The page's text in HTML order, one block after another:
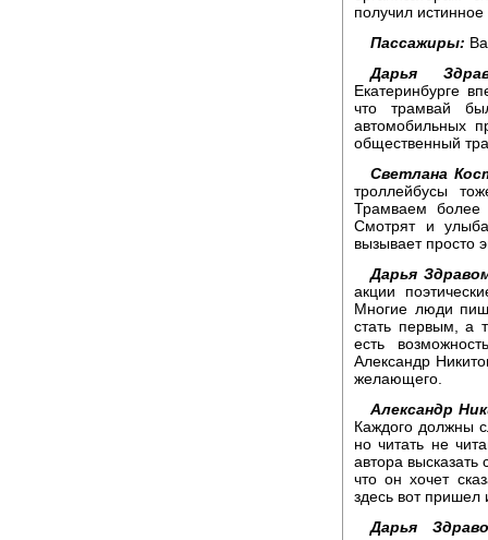
получил истинное
Пассажиры:
Дарья
Екатеринбурге
что трамвай
автомобильных
общественный
Светлана
троллейбусы
Трамваем более
Смотрят и
вызывает просто
Дарья
акции
Многие люди
стать первым, а
есть
Александр
желающего.
Александр
Каждого должны
но читать не
автора высказать
что он хочет
здесь вот пришел
Дарья